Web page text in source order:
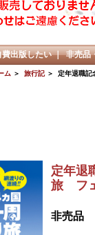
費出版したい｜非売品
ム＞ 旅行記＞ 定年退職記
定年退
旅 フ
非売品